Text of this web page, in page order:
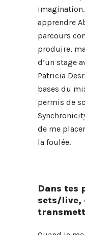
imagination.
apprendre
parcours
produire,
d’un stage
Patricia
bases du
permis de
de me
la foulée.
Dans tes
sets/live,